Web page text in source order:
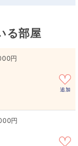
る部屋
円
追加
円